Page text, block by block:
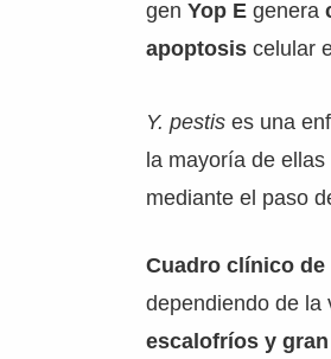
genYop E genera
apoptosis celular
Y. pestis es una
la mayoría de
mediante el paso
Cuadro clínico de
dependiendo de
escalofríos y